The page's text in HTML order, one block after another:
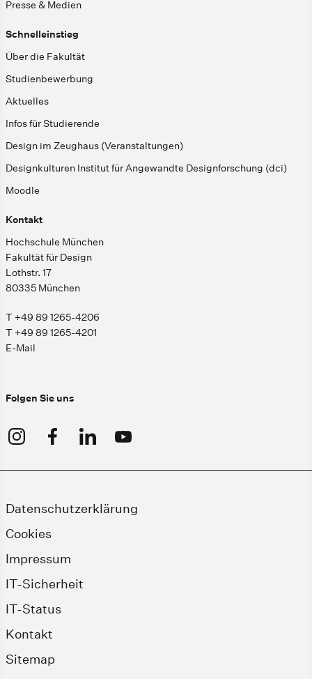
Presse & Medien
Schnelleinstieg
Über die Fakultät
Studienbewerbung
Aktuelles
Infos für Studierende
Design im Zeughaus (Veranstaltungen)
Designkulturen Institut für Angewandte Designforschung (dci)
Moodle
Kontakt
Hochschule München
Fakultät für Design
Lothstr. 17
80335 München
T +49 89 1265-4206
T +49 89 1265-4201
E-Mail
Folgen Sie uns
Datenschutzerklärung
Cookies
Impressum
IT-Sicherheit
IT-Status
Kontakt
Sitemap